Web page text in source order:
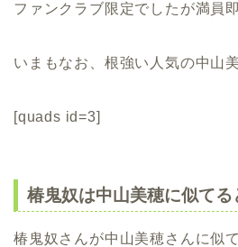
ファンクラブ限定でしたが満員
いまもなお、根強い人気の中山
[quads id=3]
椿鬼奴は中山美穂に似てる
椿鬼奴さんが中山美穂さんに似